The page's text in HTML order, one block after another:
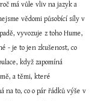
má vůle vliv na jazyk a
vědomi působící síly v
vyvozuje z toho Hume,
- je to jen zkušenost, co
když zapomíná
a těmi, které
na to, co o pár řádků výše v